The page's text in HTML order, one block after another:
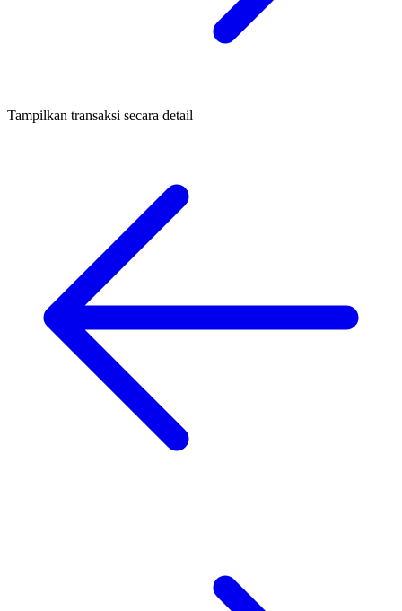
Tampilkan transaksi secara detail